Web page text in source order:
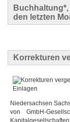
den letzten
Korrekturen
Niedersachsen
von GmbH-